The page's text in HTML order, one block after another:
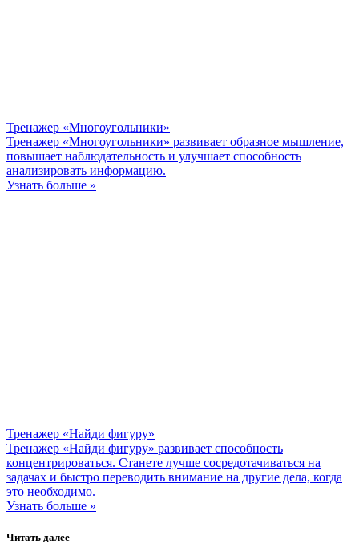
Тренажер «Многоугольники»
Тренажер «Многоугольники» развивает образное мышление,
повышает наблюдательность и улучшает способность
анализировать информацию.
Узнать больше »
Тренажер «Найди фигуру»
Тренажер «Найди фигуру» развивает способность
концентрироваться. Станете лучше сосредотачиваться на
задачах и быстро переводить внимание на другие дела, когда
это необходимо.
Узнать больше »
Читать далее